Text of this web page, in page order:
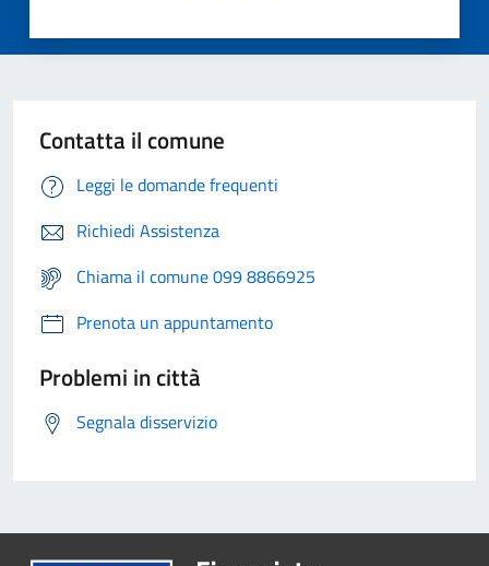
Contatta il comune
Leggi le domande frequenti
Richiedi Assistenza
Chiama il comune 099 8866925
Prenota un appuntamento
Problemi in città
Segnala disservizio